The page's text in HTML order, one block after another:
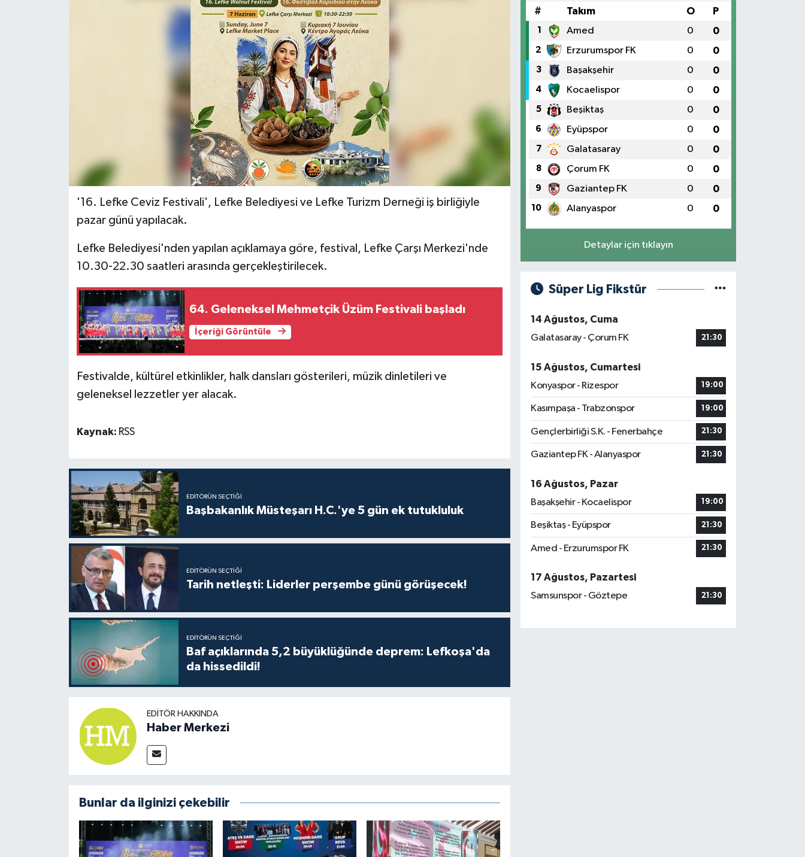
'16. Lefke Ceviz Festivali', Lefke Belediyesi ve Lefke Turizm Derneği iş birliğiyle
pazar günü yapılacak.
Lefke Belediyesi'nden yapılan açıklamaya göre, festival, Lefke Çarşı Merkezi'nde
10.30-22.30 saatleri arasında gerçekleştirilecek.
64. Geleneksel Mehmetçik Üzüm Festivali başladı
İçeriği Görüntüle
Festivalde, kültürel etkinlikler, halk dansları gösterileri, müzik dinletileri ve
geleneksel lezzetler yer alacak.
Kaynak: RSS
EDITÖRÜN SEÇTIĞI
Başbakanlık Müsteşarı H.C.'ye 5 gün ek tutukluluk
EDITÖRÜN SEÇTIĞI
Tarih netleşti: Liderler perşembe günü görüşecek!
EDITÖRÜN SEÇTIĞI
Baf açıklarında 5,2 büyüklüğünde deprem: Lefkoşa'da
da hissedildi!
EDITÖR HAKKINDA
Haber Merkezi
Bunlar da ilginizi çekebilir
# Takım O P
1 Amed 0 0
2 Erzurumspor FK 0 0
3 Başakşehir 0 0
4 Kocaelispor 0 0
5 Beşiktaş 0 0
6 Eyüpspor 0 0
7 Galatasaray 0 0
8 Çorum FK 0 0
9 Gaziantep FK 0 0
10 Alanyaspor 0 0
Detaylar için tıklayın
Süper Lig Fikstür
14 Ağustos, Cuma
Galatasaray - Çorum FK
21:30
15 Ağustos, Cumartesi
Konyaspor - Rizespor
19:00
Kasımpaşa - Trabzonspor 19:00
Gençlerbirliği S.K. - Fenerbahçe 21:30
Gaziantep FK - Alanyaspor 21:30
16 Ağustos, Pazar
Başakşehir - Kocaelispor
19:00
Beşiktaş - Eyüpspor 21:30
Amed - Erzurumspor FK 21:30
17 Ağustos, Pazartesi
Samsunspor - Göztepe
21:30
İÇ HABERLER
KÜLTÜR SANAT
LEFKOŞA
MAGAZİN
Nöbetçi Eczaneler
ÖZEL HABER
TEKNOLOJİ
TİCARET